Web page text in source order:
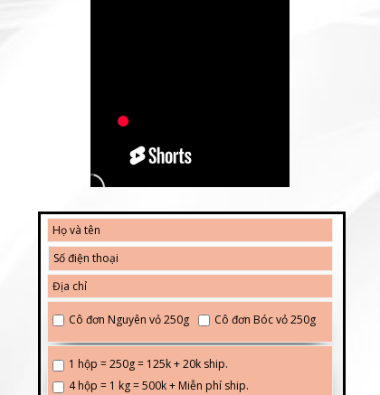
Cô đơn Nguyên vỏ 250g Cô đơn Bóc vỏ 250g
1 hộp = 250g = 125k + 20k ship.
4 hộp = 1 kg = 500k + Miễn phí ship.